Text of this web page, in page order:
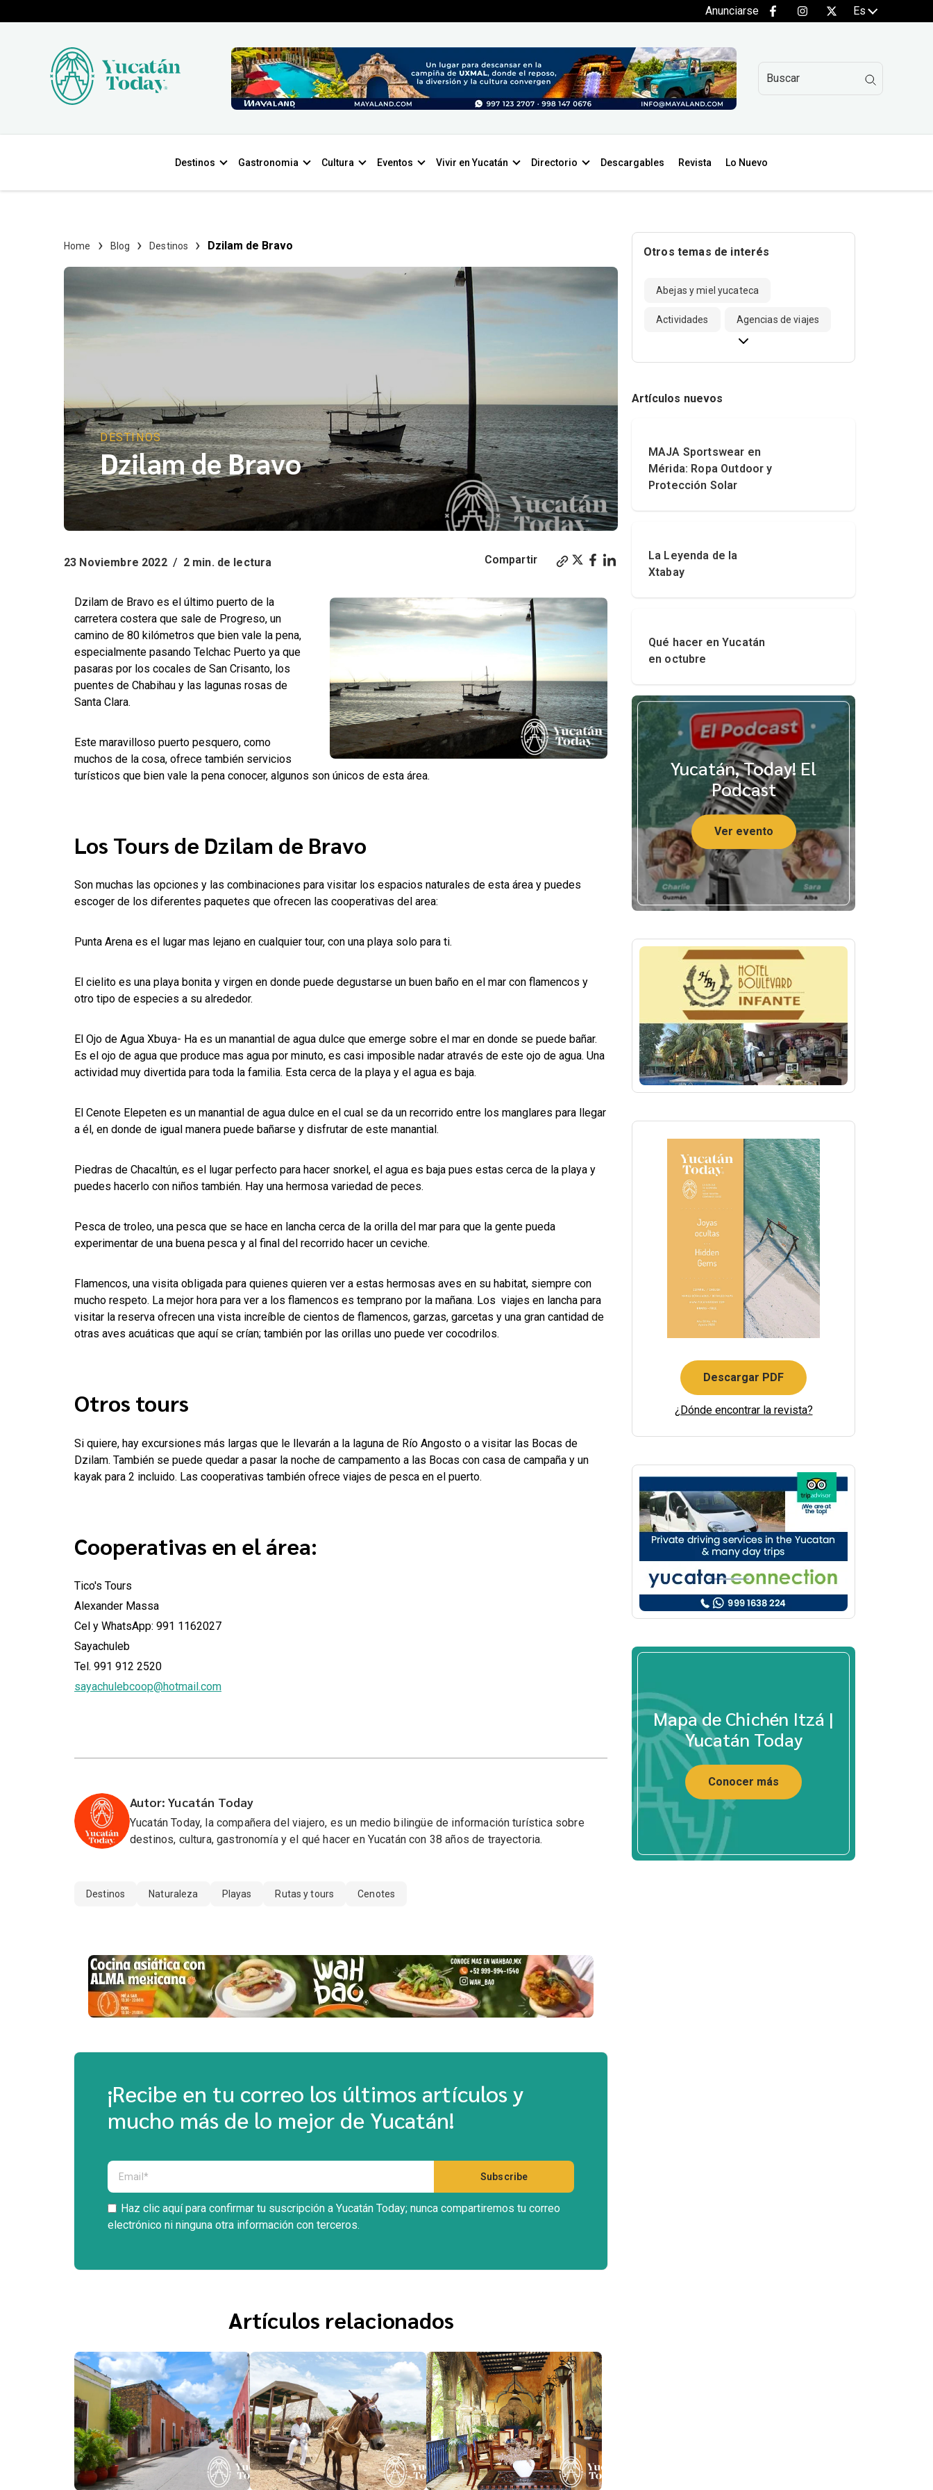
Anunciarse Es
Destinos Gastronomia Cultura Eventos Vivir en Yucatán Directorio Descargables Revista Lo Nuevo
Home Blog Destinos Dzilam de Bravo
DESTINOS
Dzilam de Bravo
23 Noviembre 2022 / 2 min. de lectura Compartir
Dzilam de Bravo es el último puerto de la
carretera costera que sale de Progreso, un
camino de 80 kilómetros que bien vale la pena,
especialmente pasando Telchac Puerto ya que
pasaras por los cocales de San Crisanto, los
puentes de Chabihau y las lagunas rosas de
Santa Clara.
Este maravilloso puerto pesquero, como
muchos de la cosa, ofrece también servicios
turísticos que bien vale la pena conocer, algunos son únicos de esta área.
Los Tours de Dzilam de Bravo
Son muchas las opciones y las combinaciones para visitar los espacios naturales de esta área y puedes
escoger de los diferentes paquetes que ofrecen las cooperativas del area:
Punta Arena es el lugar mas lejano en cualquier tour, con una playa solo para ti.
El cielito es una playa bonita y virgen en donde puede degustarse un buen baño en el mar con flamencos y
otro tipo de especies a su alrededor.
El Ojo de Agua Xbuya- Ha es un manantial de agua dulce que emerge sobre el mar en donde se puede bañar.
Es el ojo de agua que produce mas agua por minuto, es casi imposible nadar através de este ojo de agua. Una
actividad muy divertida para toda la familia. Esta cerca de la playa y el agua es baja.
El Cenote Elepeten es un manantial de agua dulce en el cual se da un recorrido entre los manglares para llegar
a él, en donde de igual manera puede bañarse y disfrutar de este manantial.
Piedras de Chacaltún, es el lugar perfecto para hacer snorkel, el agua es baja pues estas cerca de la playa y
puedes hacerlo con niños también. Hay una hermosa variedad de peces.
Pesca de troleo, una pesca que se hace en lancha cerca de la orilla del mar para que la gente pueda
experimentar de una buena pesca y al final del recorrido hacer un ceviche.
Flamencos, una visita obligada para quienes quieren ver a estas hermosas aves en su habitat, siempre con
mucho respeto. La mejor hora para ver a los flamencos es temprano por la mañana. Los viajes en lancha para
visitar la reserva ofrecen una vista increíble de cientos de flamencos, garzas, garcetas y una gran cantidad de
otras aves acuáticas que aquí se crían; también por las orillas uno puede ver cocodrilos.
Otros tours
Si quiere, hay excursiones más largas que le llevarán a la laguna de Río Angosto o a visitar las Bocas de
Dzilam. También se puede quedar a pasar la noche de campamento a las Bocas con casa de campaña y un
kayak para 2 incluido. Las cooperativas también ofrece viajes de pesca en el puerto.
Cooperativas en el área:
Tico's Tours
Alexander Massa
Cel y WhatsApp: 991 1162027
Sayachuleb
Tel. 991 912 2520
sayachulebcoop@hotmail.com
Autor: Yucatán Today
Yucatán Today, la compañera del viajero, es un medio bilingüe de información turística sobre
destinos, cultura, gastronomía y el qué hacer en Yucatán con 38 años de trayectoria.
Destinos Naturaleza Playas Rutas y tours Cenotes
¡Recibe en tu correo los últimos artículos y
mucho más de lo mejor de Yucatán!
Haz clic aquí para confirmar tu suscripción a Yucatán Today; nunca compartiremos tu correo
electrónico ni ninguna otra información con terceros.
Artículos relacionados
Otros temas de interés
Abejas y miel yucateca
Actividades Agencias de viajes
Artículos nuevos
MAJA Sportswear en
Mérida: Ropa Outdoor y
Protección Solar
La Leyenda de la
Xtabay
Qué hacer en Yucatán
en octubre
Yucatán, Today! El
Podcast
Ver evento
Descargar PDF
¿Dónde encontrar la revista?
Mapa de Chichén Itzá |
Yucatán Today
Conocer más